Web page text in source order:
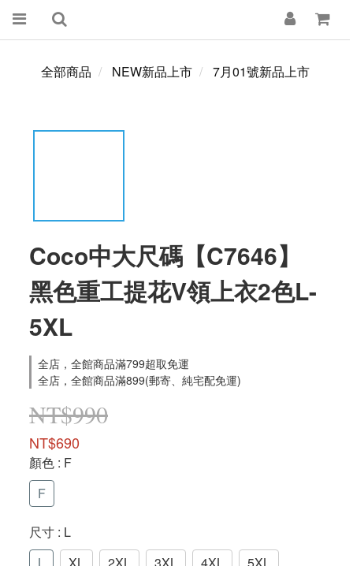
全部商品 NEW新品上市 7月01號新品上市
Coco中大尺碼【C7646】
黑色重工提花V領上衣2色L-
5XL
全店，全館商品滿799超取免運
全店，全館商品滿899(郵寄、純宅配免運)
NT$990
NT$690
顏色 : F
F
尺寸 : L